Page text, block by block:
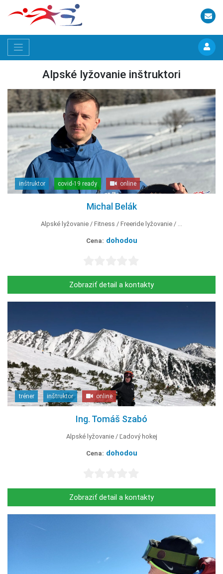
Alpské lyžovanie inštruktori
inštruktor covid-19 ready online
Michal Belák
Alpské lyžovanie Fitness Freeride lyžovanie ...
Cena: dohodou
Zobraziť detail a kontakty
tréner inštruktor online
Ing. Tomáš Szabó
Alpské lyžovanie Ľadový hokej
Cena: dohodou
Zobraziť detail a kontakty